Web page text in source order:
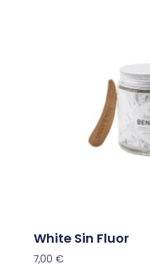
White Sin Fluor
7,00€